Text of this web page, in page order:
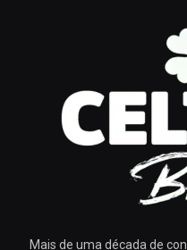
Mais de uma década de